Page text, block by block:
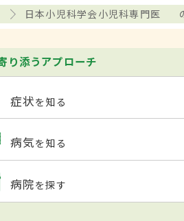
日本小児科学会小児科専門医
り添うアプローチ
症状を知る
病気を知る
病院を探す